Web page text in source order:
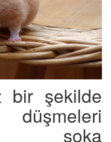
bir şekilde
şoka